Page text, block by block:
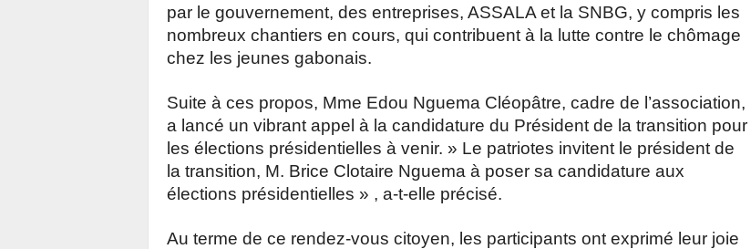
par le gouvernement, des entreprises, ASSALA et la SNBG, y compris les
nombreux chantiers en cours, qui contribuent à la lutte contre le chômage
chez les jeunes gabonais.
Suite à ces propos, Mme Edou Nguema Cléopâtre, cadre de l’association,
a lancé un vibrant appel à la candidature du Président de la transition pour
les élections présidentielles à venir. » Le patriotes invitent le président de
la transition, M. Brice Clotaire Nguema à poser sa candidature aux
élections présidentielles » , a-t-elle précisé.
Au terme de ce rendez-vous citoyen, les participants ont exprimé leur joie